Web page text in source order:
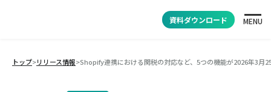
資料ダウンロード MENU
トップ>リリース情報>Shopify連携における関税の対応など、5つの機能が2026年3月